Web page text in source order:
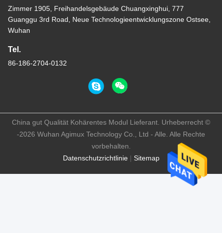
Zimmer 1905, Freihandelsgebäude Chuangxinghui, 777
Guanggu 3rd Road, Neue Technologieentwicklungszone Ostsee,
Wuhan
Tel.
86-186-2704-0132
Datenschutzrichtlinie| Sitemap
China gut Qualität Kohärentes Modul Lieferant. Urheberrecht ©
-2026 Wuhan Agimux Technology Co., Ltd - Alle. Alle Rechte
vorbehalten.